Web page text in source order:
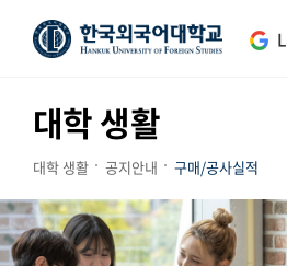
대학 생활
대학 생활 공지안내 구매/공사실적